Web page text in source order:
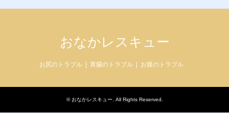
おなかレスキュー
お尻のトラブル 胃腸のトラブル お腹のトラブル
© おなかレスキュー . All Rights Reserved.